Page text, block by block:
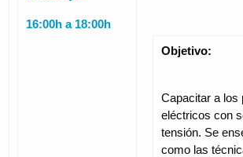
16:00h a 18:00h
Objetivo:
Capacitar a los
eléctricos con
tensión. Se
como las